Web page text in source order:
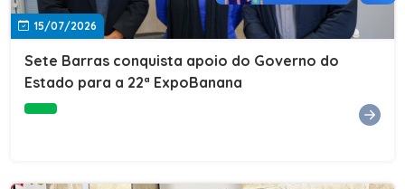
15/07/2026
Sete Barras conquista apoio do Governo do
Estado para a 22ª ExpoBanana